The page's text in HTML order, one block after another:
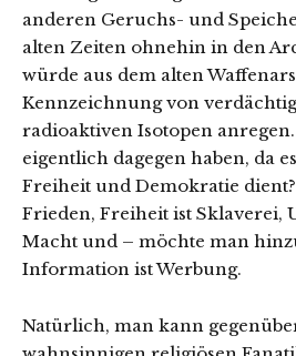
anderen Geruchs- und
alten Zeiten ohnehin in den
würde aus dem alten
Kennzeichnung von
radioaktiven Isotopen
eigentlich dagegen haben, da
Freiheit und Demokratie
Frieden, Freiheit ist Sklaverei,
Macht und – möchte man
Information ist Werbung.
Natürlich, man kann